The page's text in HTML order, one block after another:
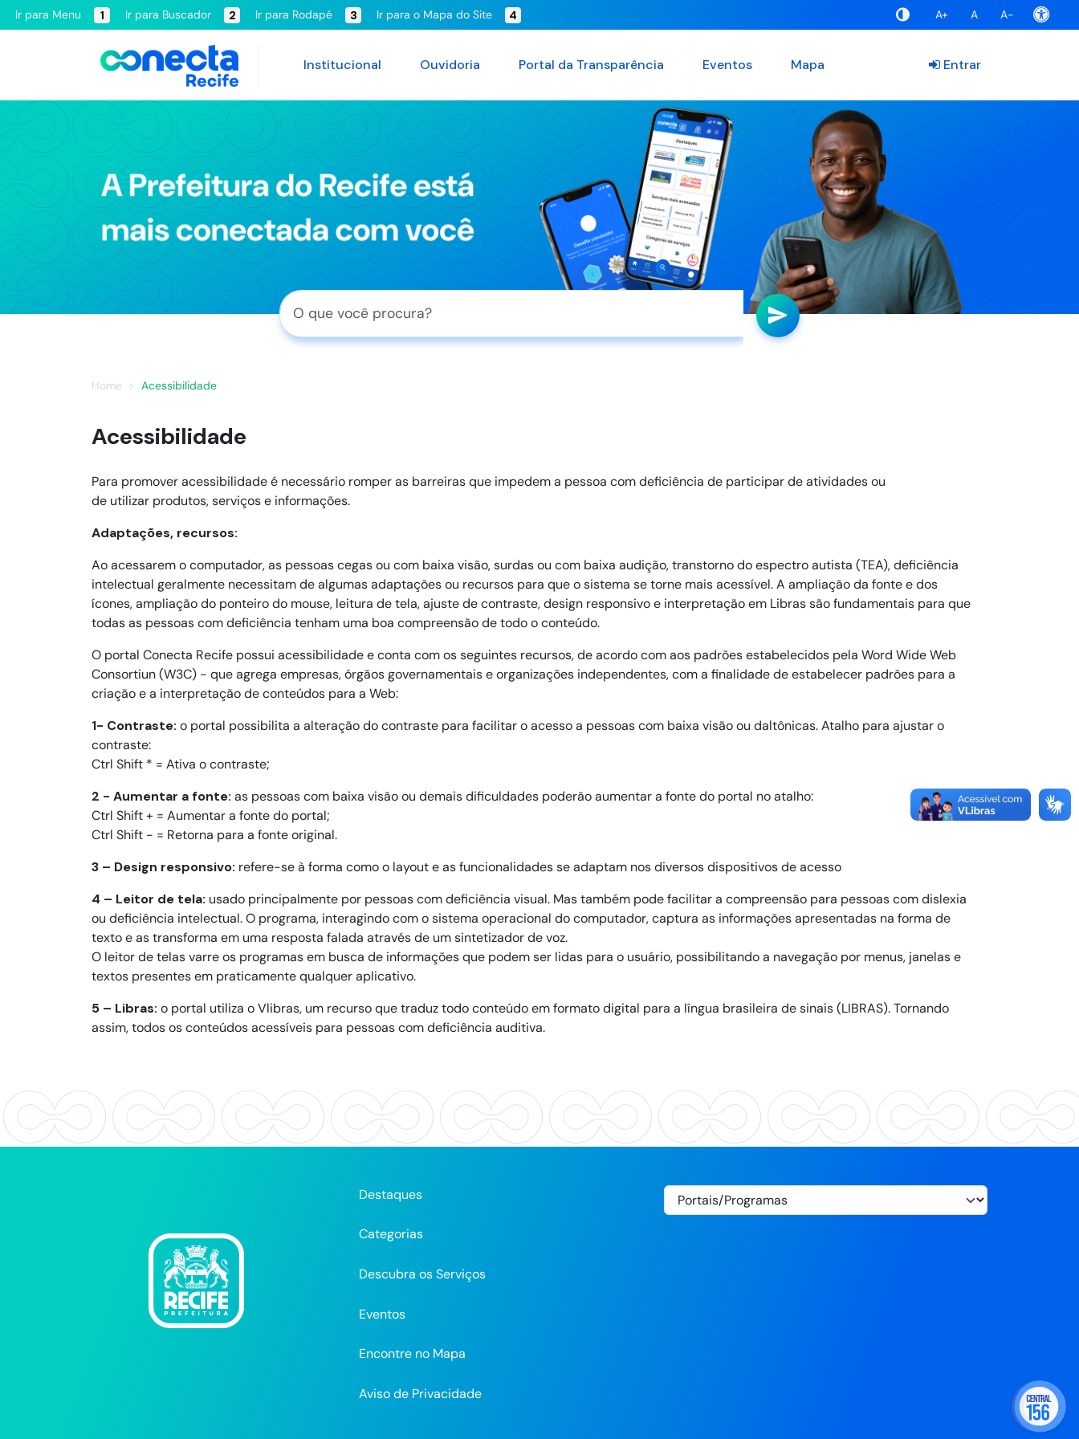
Ir para Menu 1 Ir para Buscador 2 Ir para Rodapé 3 Ir para o Mapa do Site 4 A+ A A-
Institucional Ouvidoria Portal da Transparência Eventos Mapa Entrar
Home Acessibilidade
Acessibilidade
Para promover acessibilidade é necessário romper as barreiras que impedem a pessoa com deficiência de participar de atividades ou
Adaptações, recursos:
Ao acessarem o computador, as pessoas cegas ou com baixa visão, surdas ou com baixa audição, transtorno do espectro autista (TEA), deficiência
intelectual geralmente necessitam de algumas adaptações ou recursos para que o sistema se torne mais acessível. A ampliação da fonte e dos
ícones, ampliação do ponteiro do mouse, leitura de tela, ajuste de contraste, design responsivo e interpretação em Libras são fundamentais para que
O portal Conecta Recife possui acessibilidade e conta com os seguintes recursos, de acordo com aos padrões estabelecidos pela Word Wide Web
Consortiun (W3C) - que agrega empresas, órgãos governamentais e organizações independentes, com a finalidade de estabelecer padrões para a
1- Contraste: o portal possibilita a alteração do contraste para facilitar o acesso a pessoas com baixa visão ou daltônicas. Atalho para ajustar o
contraste:
Ctrl Shift * = Ativa o contraste;
2 - Aumentar a fonte: as pessoas com baixa visão ou demais dificuldades poderão aumentar a fonte do portal no atalho:
Ctrl Shift + = Aumentar a fonte do portal;
Ctrl Shift - = Retorna para a fonte original.
3 – Design responsivo: refere-se à forma como o layout e as funcionalidades se adaptam nos diversos dispositivos de acesso
4 – Leitor de tela: usado principalmente por pessoas com deficiência visual. Mas também pode facilitar a compreensão para pessoas com dislexia
ou deficiência intelectual. O programa, interagindo com o sistema operacional do computador, captura as informações apresentadas na forma de
texto e as transforma em uma resposta falada através de um sintetizador de voz.
O leitor de telas varre os programas em busca de informações que podem ser lidas para o usuário, possibilitando a navegação por menus, janelas e
textos presentes em praticamente qualquer aplicativo.
5 – Libras: o portal utiliza o Vlibras, um recurso que traduz todo conteúdo em formato digital para a língua brasileira de sinais (LIBRAS). Tornando
assim, todos os conteúdos acessíveis para pessoas com deficiência auditiva.
Destaques
Categorias
Descubra os Serviços
Eventos
Encontre no Mapa
Aviso de Privacidade